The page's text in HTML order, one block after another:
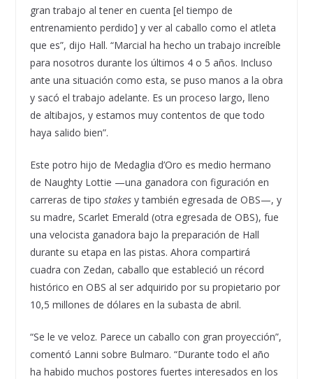
gran trabajo al tener en cuenta [el tiempo de
entrenamiento perdido] y ver al caballo como el atleta
que es”, dijo Hall. “Marcial ha hecho un trabajo increíble
para nosotros durante los últimos 4 o 5 años. Incluso
ante una situación como esta, se puso manos a la obra
y sacó el trabajo adelante. Es un proceso largo, lleno
de altibajos, y estamos muy contentos de que todo
haya salido bien”.
Este potro hijo de Medaglia d’Oro es medio hermano
de Naughty Lottie —una ganadora con figuración en
carreras de tipo stakesy también egresada de OBS—, y
su madre, Scarlet Emerald (otra egresada de OBS), fue
una velocista ganadora bajo la preparación de Hall
durante su etapa en las pistas. Ahora compartirá
cuadra con Zedan, caballo que estableció un récord
histórico en OBS al ser adquirido por su propietario por
10,5 millones de dólares en la subasta de abril.
“Se le ve veloz. Parece un caballo con gran proyección”,
comentó Lanni sobre Bulmaro. “Durante todo el año
ha habido muchos postores fuertes interesados ​​en los